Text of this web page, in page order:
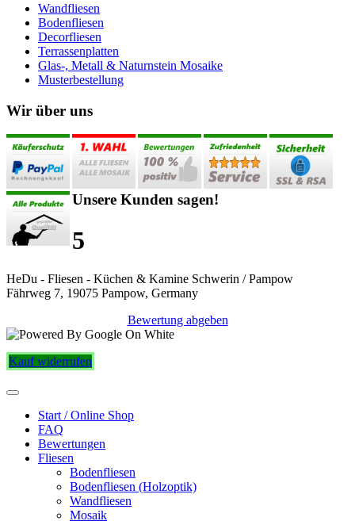
Wandfliesen
Bodenfliesen
Decorfliesen
Terrassenplatten
Glas-, Metall & Naturnstein Mosaike
Musterbestellung
Wir über uns
Unsere Kunden sagen!
5
HeDu - Fliesen - Küchen & Kamine Schwerin / Pampow
Fährweg 7, 19075 Pampow, Germany
Bewertung abgeben
Kauf widerrufen
Start / Online Shop
FAQ
Bewertungen
Fliesen
Bodenfliesen
Bodenfliesen (Holzoptik)
Wandfliesen
Mosaik